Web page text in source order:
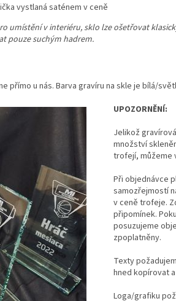
vystlaná saténem v ceně
umístění v interiéru, sklo lze ošetřovat
pouze suchým hadrem.
přímo u nás. Barva gravíru na skle je bílá/
UPOZORNĚNÍ:
Jelikož
množství
trofejí, můžeme
Při objednávce
samozřejmostí
v ceně trofeje.
připomínek.
posuzujeme
zpoplatněny.
Texty
hned kopírovat
Loga/grafiku